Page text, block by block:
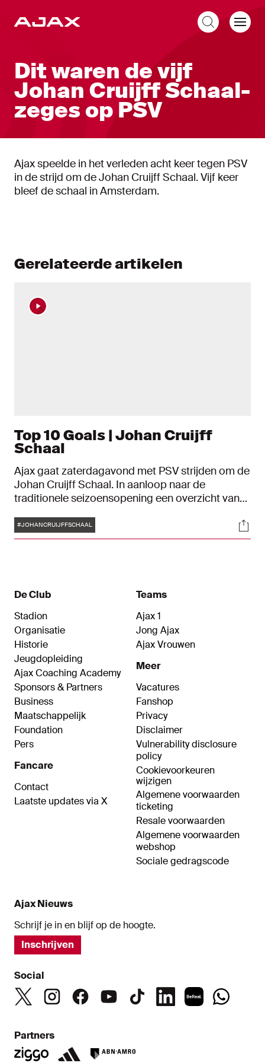
Dit waren de vijf
Johan Cruijff Schaal-
zeges op PSV
Ajax speelde in het verleden acht keer tegen PSV
in de strijd om de Johan Cruijff Schaal. Vijf keer
bleef de schaal in Amsterdam.
Gerelateerde artikelen
Top 10 Goals | Johan Cruijff
Schaal
Ajax gaat zaterdagavond met PSV strijden om de
Johan Cruijff Schaal. In aanloop naar de
traditionele seizoensopening een overzicht van
Tags
#JOHANCRUIJFFSCHAAL
De Club
Stadion
Organisatie
Historie
Jeugdopleiding
Ajax Coaching Academy
Sponsors & Partners
Business
Maatschappelijk
Foundation
Pers
Fancare
Contact
Laatste updates via X
Teams
Ajax 1
Jong Ajax
Ajax Vrouwen
Meer
Vacatures
Fanshop
Privacy
Disclaimer
Vulnerability disclosure
policy
Cookievoorkeuren
wijzigen
Algemene voorwaarden
ticketing
Resale voorwaarden
Algemene voorwaarden
webshop
Sociale gedragscode
Ajax Nieuws
Schrijf je in en blijf op de hoogte.
Inschrijven
Social
Partners